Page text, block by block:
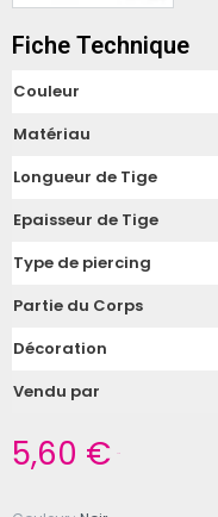
Fiche Technique
Couleur
Matériau
Longueur de Tige
Epaisseur de Tige
Type de piercing
Partie du Corps
Décoration
Vendu par
5,60 €